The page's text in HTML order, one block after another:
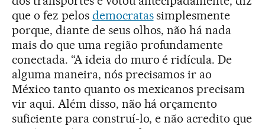
que o fez pelos democratassimplesmente
porque, diante de seus olhos, não há nada
mais do que uma região profundamente
conectada. “A ideia do muro é ridícula. De
alguma maneira, nós precisamos ir ao
México tanto quanto os mexicanos precisam
vir aqui. Além disso, não há orçamento
suficiente para construí-lo, e não acredito que